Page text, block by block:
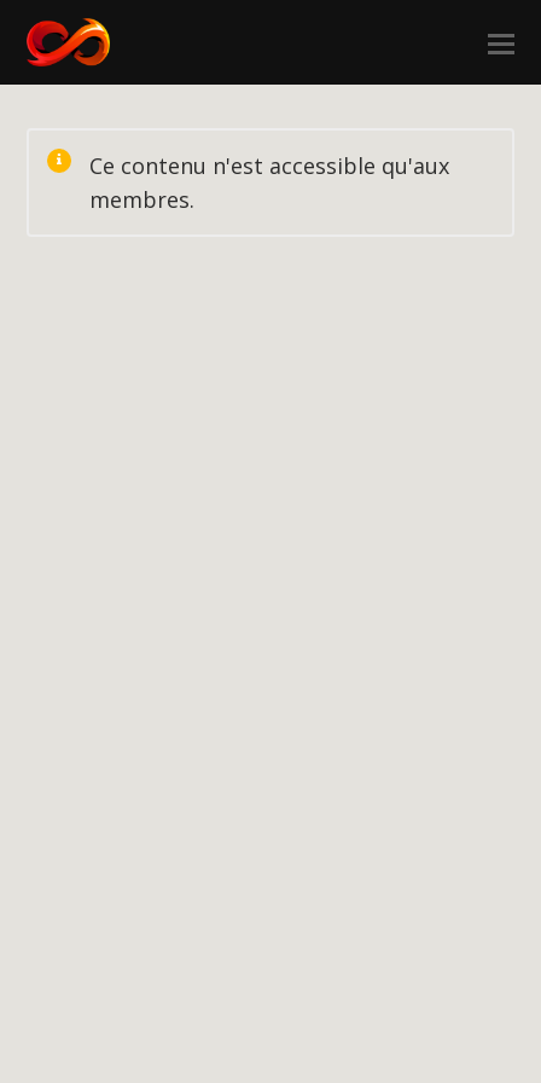
Ce contenu n'est accessible qu'aux
membres.